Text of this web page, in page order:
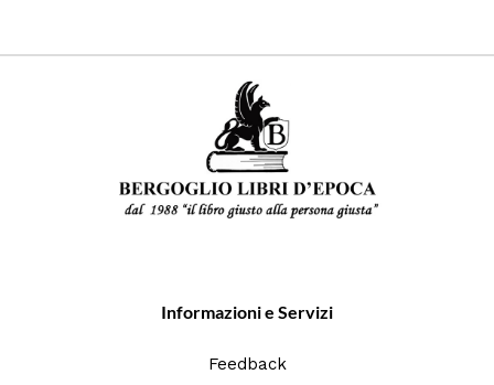
Informazioni e Servizi
Feedback